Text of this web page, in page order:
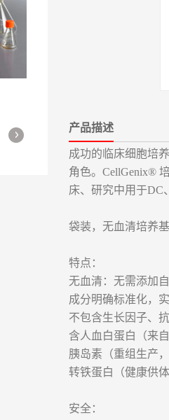
产品描述
成功的临床细胞培
角色。CellGenix®
床、研究中用于DC
袋装，无血清培养
特点：
无血清：无需添加
成分明确标准化，
不包含生长因子、
含人血白蛋白（来
胰岛素（重组生产
转铁蛋白（健康供
安全：